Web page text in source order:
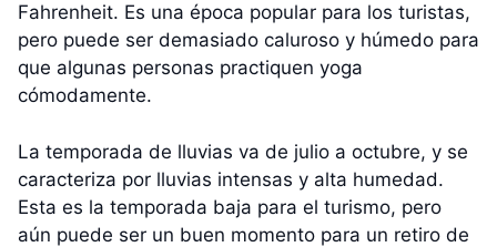
Fahrenheit. Es una época popular para los turistas,
pero puede ser demasiado caluroso y húmedo para
que algunas personas practiquen yoga
cómodamente.
La temporada de lluvias va de julio a octubre, y se
caracteriza por lluvias intensas y alta humedad.
Esta es la temporada baja para el turismo, pero
aún puede ser un buen momento para un retiro de